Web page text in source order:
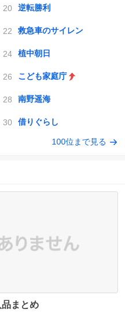
逆転勝利
救急車のサイレン
植中朝日
こども家庭庁
南野遥海
借りぐらし
100位まで見る
まとめ